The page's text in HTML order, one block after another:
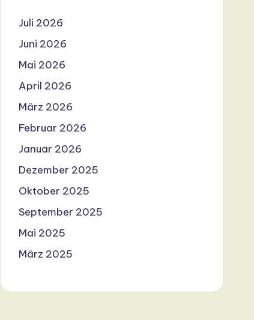
Juli 2026
Juni 2026
Mai 2026
April 2026
März 2026
Februar 2026
Januar 2026
Dezember 2025
Oktober 2025
September 2025
Mai 2025
März 2025